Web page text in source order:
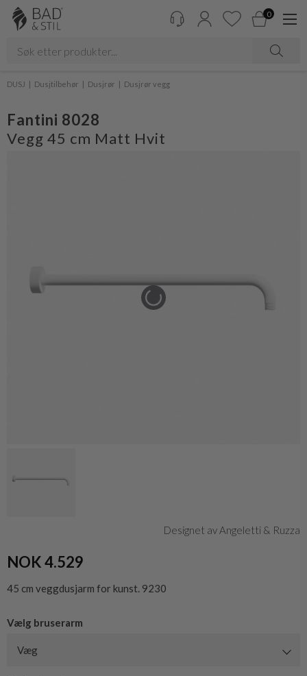
0
DUSJ Dusjtilbehør Dusjrør Dusjrør vegg
Fantini 8028
Vegg 45 cm Matt Hvit
Designet av Angeletti & Ruzza
NOK 4.529
45 cm veggdusjarm for kunst. 9230
Vælg bruserarm
Væg